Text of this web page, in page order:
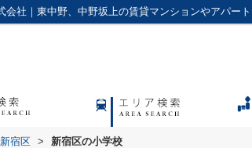
新宿区 > 新宿区の小学校